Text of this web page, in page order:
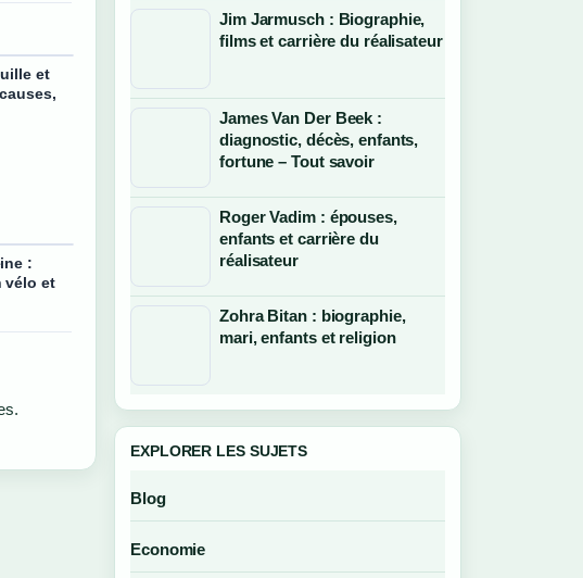
et
:
vélo et
Jim Jarmusch : Biographie,
films et carrière du réalisateur
James Van Der Beek :
diagnostic, décès, enfants,
fortune – Tout savoir
Roger Vadim : épouses,
enfants et carrière du
réalisateur
Zohra Bitan : biographie,
mari, enfants et religion
EXPLORER LES SUJETS
Blog
Economie